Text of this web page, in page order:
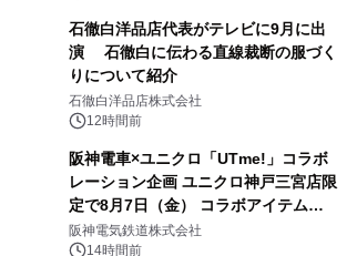
石徹白洋品店代表がテレビに9月に出
演 石徹白に伝わる直線裁断の服づく
りについて紹介
石徹白洋品店株式会社
12時間前
阪神電車×ユニクロ「UTme!」コラボ
レーション企画 ユニクロ神戸三宮店限
定で8月7日（金） コラボアイテムが
発売決定！
阪神電気鉄道株式会社
14時間前